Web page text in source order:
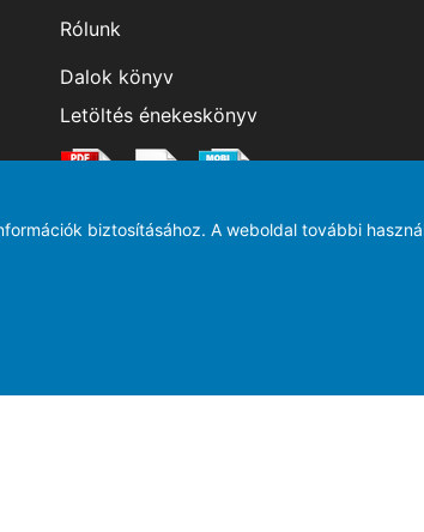
Rólunk
Dalok könyv
Letöltés énekeskönyv
biztosításához. A weboldal további